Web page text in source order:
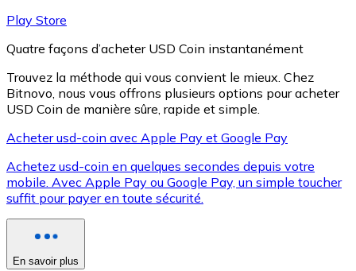
XRP
XRP
Voir toutes
Play Store
Quatre façons d’acheter USD Coin instantanément
Trouvez la méthode qui vous convient le mieux. Chez
Bitnovo, nous vous offrons plusieurs options pour acheter
USD Coin de manière sûre, rapide et simple.
Acheter usd-coin avec Apple Pay et Google Pay
Achetez usd-coin en quelques secondes depuis votre
mobile. Avec Apple Pay ou Google Pay, un simple toucher
suffit pour payer en toute sécurité.
En savoir plus